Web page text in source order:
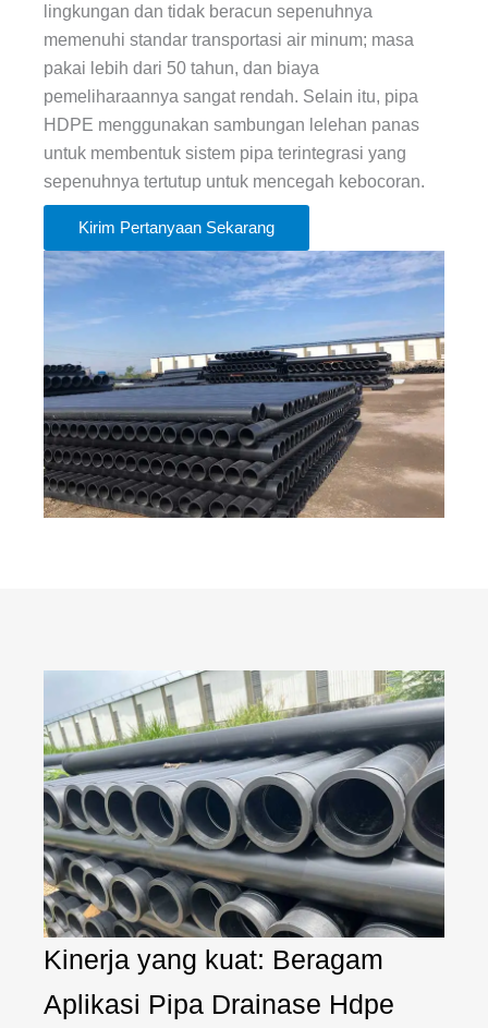
lingkungan dan tidak beracun sepenuhnya
memenuhi standar transportasi air minum; masa
pakai lebih dari 50 tahun, dan biaya
pemeliharaannya sangat rendah. Selain itu, pipa
HDPE menggunakan sambungan lelehan panas
untuk membentuk sistem pipa terintegrasi yang
sepenuhnya tertutup untuk mencegah kebocoran.
Kirim Pertanyaan Sekarang
Kinerja yang kuat: Beragam
Aplikasi Pipa Drainase Hdpe